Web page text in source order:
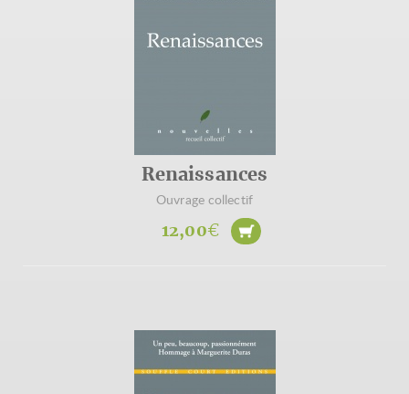
Renaissances
Ouvrage collectif
12,00€